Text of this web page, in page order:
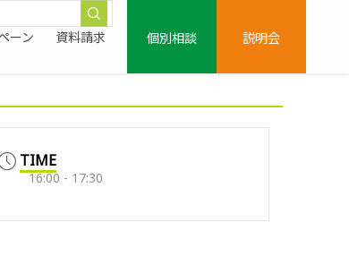
ーン 資料請求
個別相談
説明会
TIME
16:00 - 17:30